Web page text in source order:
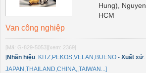
Hung),
HCM
Van công nghiệp
[Mã: G-829-5053][xem: 2369]
[Nhãn hiệu: KITZ,PEKOS,VELAN,BUENO - Xuất xứ:
JAPAN,THAILAND,CHINA,,TAIWAN...]